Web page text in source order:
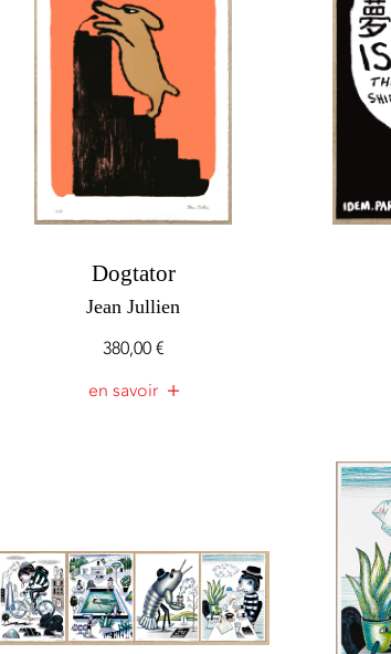
Dogtator
Jean Jullien
380,00€
en savoir